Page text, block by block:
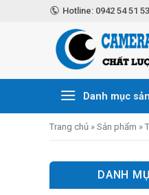
Hotline: 0942 54 51 53
Danh mục
Trang chủ » Sản phẩm »
DANH